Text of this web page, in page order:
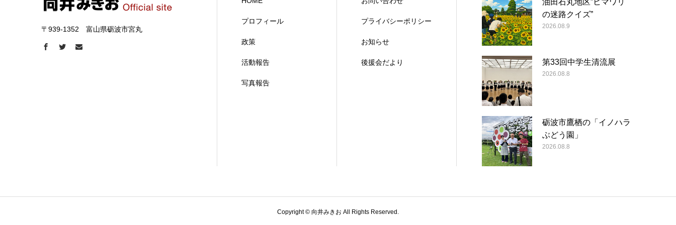
〒939-1352 富山県砺波市宮丸
プロフィール
政策
活動報告
写真報告
プライバシーポリシー
お知らせ
後援会だより
油田石丸地区”ヒマワリ
の迷路クイズ”
2026.08.9
第33回中学生清流展
2026.08.8
砺波市鷹栖の「イノハラ
ぶどう園」
2026.08.8
Copyright © 向井みきお All Rights Reserved.